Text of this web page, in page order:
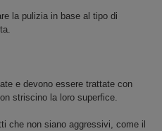
la pulizia in base al tipo di
e devono essere trattate con
striscino la loro superfice.
che non siano aggressivi, come il